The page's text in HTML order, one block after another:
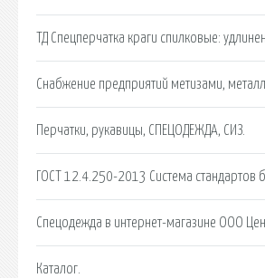
ТД Спецперчатка краги спилковые:
Снабжение предприятий метизами,
Перчатки, рукавицы, СПЕЦОДЕЖДА, СИЗ.
ГОСТ 12.4.250-2013 Система стандартов
Спецодежда в интернет-магазине ООО
Каталог.